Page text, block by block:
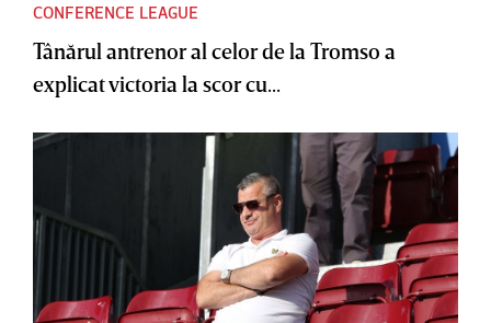
CONFERENCE LEAGUE
Tânărul antrenor al celor de la Tromso a
explicat victoria la scor cu...